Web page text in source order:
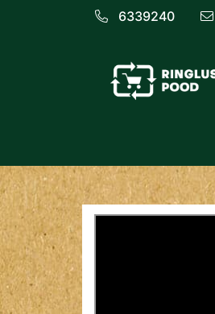
6339240